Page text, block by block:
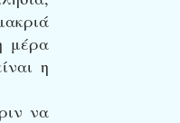
μέρα
η
να